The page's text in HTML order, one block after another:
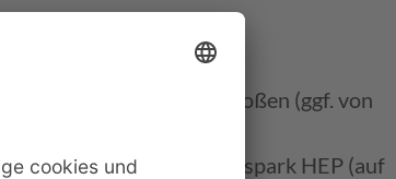
empfohlene Route:
Abfahrt A9 Großkugel stoßen (ggf. von
über Hallescher Einkaufspark HEP (auf